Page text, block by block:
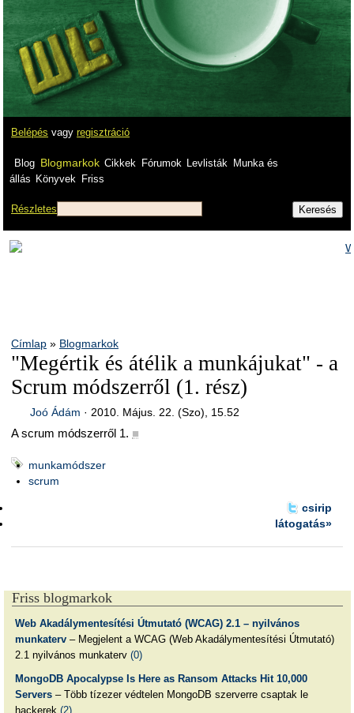
Belépés vagy regisztráció
Blog Blogmarkok Cikkek Fórumok Levlisták
Munka és
állás Könyvek Friss
Részletes
Címlap » Blogmarkok
"Megértik és átélik a munkájukat" - a
Scrum módszerről (1. rész)
Joó Ádám · 2010. Május. 22. (Szo), 15.52
A scrum módszerről 1. ■
munkamódszer
scrum
csirip
látogatás»
Friss blogmarkok
Web Akadálymentesítési Útmutató (WCAG) 2.1 – nyilvános
munkaterv– Megjelent a WCAG (Web Akadálymentesítési Útmutató)
2.1 nyilvános munkaterv (0)
MongoDB Apocalypse Is Here as Ransom Attacks Hit 10,000
Servers– Több tízezer védtelen MongoDB szerverre csaptak le
hackerek (2)